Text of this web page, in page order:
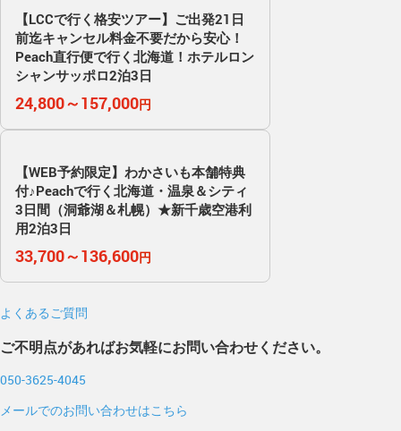
【LCCで行く格安ツアー】ご出発21日
前迄キャンセル料金不要だから安心！
Peach直行便で行く北海道！ホテルロン
シャンサッポロ2泊3日
24,800～157,000円
【WEB予約限定】わかさいも本舗特典
付♪Peachで行く北海道・温泉＆シティ
3日間（洞爺湖＆札幌）★新千歳空港利
用2泊3日
33,700～136,600円
よくあるご質問
ご不明点があればお気軽にお問い合わせください。
050-3625-4045
メールでのお問い合わせはこちら